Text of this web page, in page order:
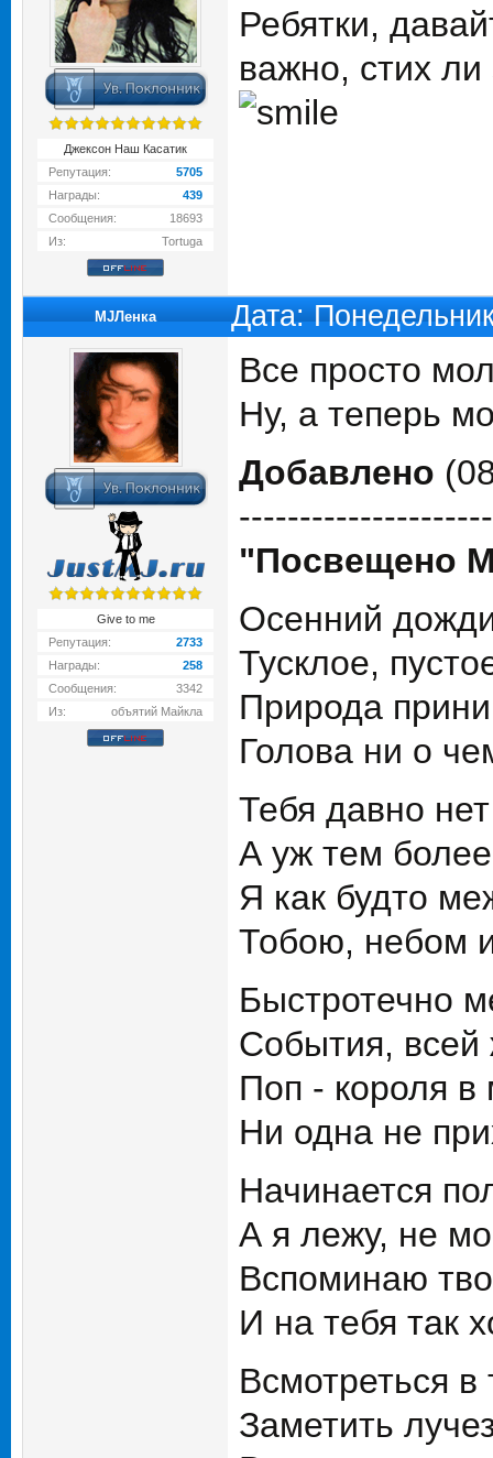
Джексон Наш Касатик
Репутация:
5705
Награды:
439
Сообщения:
18693
Из:
Tortuga
Ребятки,
важно, стих
MJЛенка Дата:
Give to me
Репутация:
2733
Награды:
258
Сообщения:
3342
Из:
объятий Майкла
Все просто
Ну, а теперь
Добавлено
"Посвещено
Осенний
Тусклое,
Природа
Голова ни о
Тебя давно
А уж тем
Я как будто
Тобою, небом
Быстротечно
События,
Поп - короля
Ни одна не
Начинается
А я лежу, не
Вспоминаю
И на тебя так
Всмотреться в
Заметить